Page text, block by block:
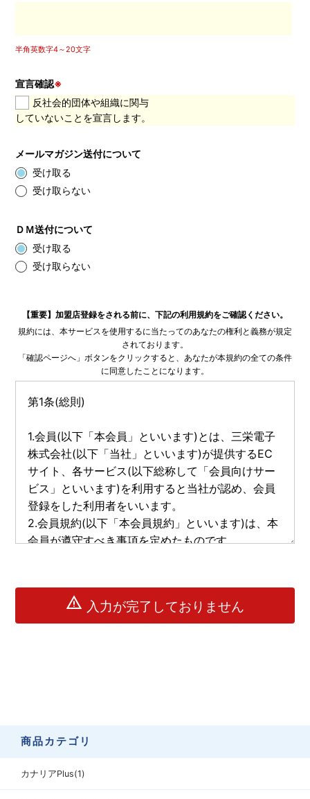
半角英数字4～20文字
宣言確認※
反社会的団体や組織に関与
していないことを宣言します。
メールマガジン送付について
受け取る
受け取らない
ＤＭ送付について
受け取る
受け取らない
【重要】加盟店登録をされる前に、下記の利用規約をご確認ください。
規約には、本サービスを使用するに当たってのあなたの権利と義務が規定
されております。
「確認ページへ」ボタンをクリックすると、あなたが本規約の全ての条件
に同意したことになります。
warning 入力が完了しておりません
商品カテゴリ
カナリアPlus(1)